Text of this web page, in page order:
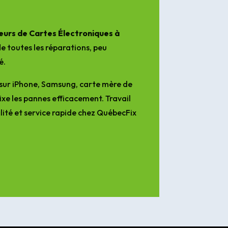
de Cartes Électroniques à
toutes les réparations, peu
iPhone, Samsung, carte mère de
les pannes efficacement. Travail
et service rapide chez QuébecFix